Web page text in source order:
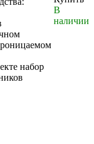
набор
В
наличии